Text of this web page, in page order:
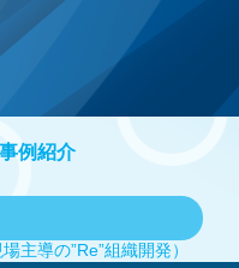
例紹介
主導の”Re”組織開発）